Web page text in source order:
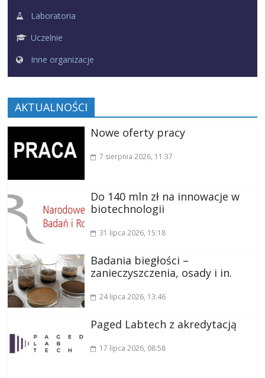
Laboratoria
Uczelnie
Inne organizacje
AKTUALNOŚCI
Nowe oferty pracy
7 sierpnia 2026, 11:37
Do 140 mln zł na innowacje w
biotechnologii
31 lipca 2026, 15:18
Badania biegłości –
zanieczyszczenia, osady i in.
24 lipca 2026, 13:46
Paged Labtech z akredytacją
17 lipca 2026, 08:58